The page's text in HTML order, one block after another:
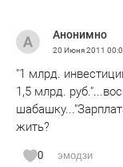
Анонимно
20 Июня 2011
"1 млрд.
1,5 млрд.
жить?
0 эмодзи